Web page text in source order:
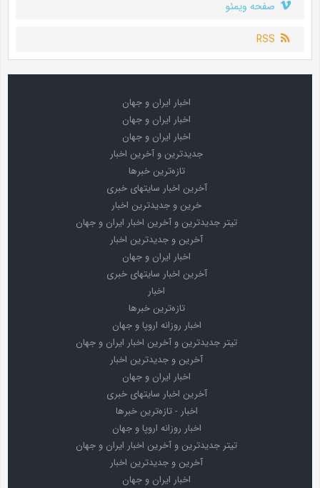
صفحه ویمئو
RSS
اخبار ایران و جهان
اخبار ایران و جهان
اخبار ایران و جهان
جدیدترین و آخرین اخبار
تازه‌ترین خبرها
آخرین اخبار سایتهای خبری
خرین و جدیدترین اخبار
تیتر جدیدترین و آخرین اخبار ایران و جهان
آخرین و جدیدترین اخبار
اخبار ایران و جهان
آخرین اخبار سایتهای خبری
اخبار
تازه‌ترین خبرها
اخبار روزانه اروپا و جهان
تیتر جدیدترین و آخرین اخبار ایران و جهان
آخرین و جدیدترین اخبار
اخبار ایران و جهان
آخرین اخبار سایتهای خبری
اخبار - تازه‌ترین خبرها
اخبار روزانه اروپا و جهان
تیتر جدیدترین و آخرین اخبار ایران و جهان
آخرین و جدیدترین اخبار
اخبار ایران و جهان